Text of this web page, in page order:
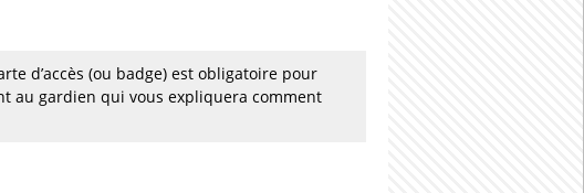
d’accès (ou badge) est obligatoire pour
au gardien qui vous expliquera comment